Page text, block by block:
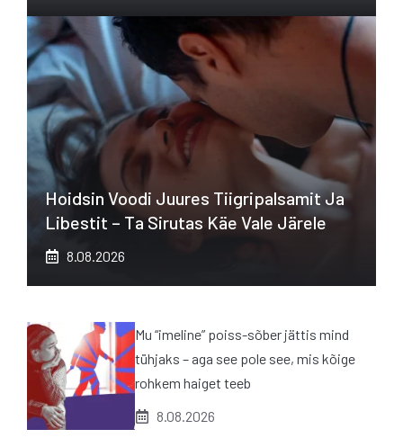
Hoidsin Voodi Juures Tiigripalsamit Ja
Libestit – Ta Sirutas Käe Vale Järele
8.08.2026
Mu “imeline” poiss-sõber jättis mind
tühjaks – aga see pole see, mis kõige
rohkem haiget teeb
8.08.2026